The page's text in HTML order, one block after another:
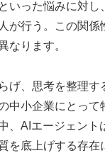
いった悩みに対し
が行う。この関係
なります。
げ、思考を整理す
中小企業にとって
、AIエージェント
を底上げする存在